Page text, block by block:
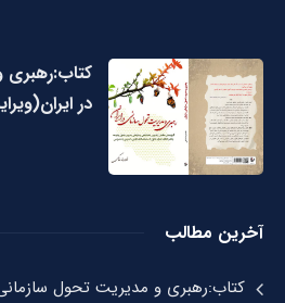
در
آخرین مطالب
کتاب:رهبری و مدیریت تحول